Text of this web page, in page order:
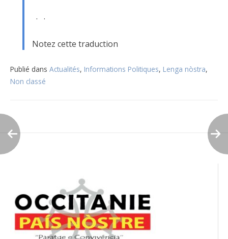
· ·
Notez cette traduction
Publié dans Actualités, Informations Politiques, Lenga nòstra,
Non classé
de
l’article